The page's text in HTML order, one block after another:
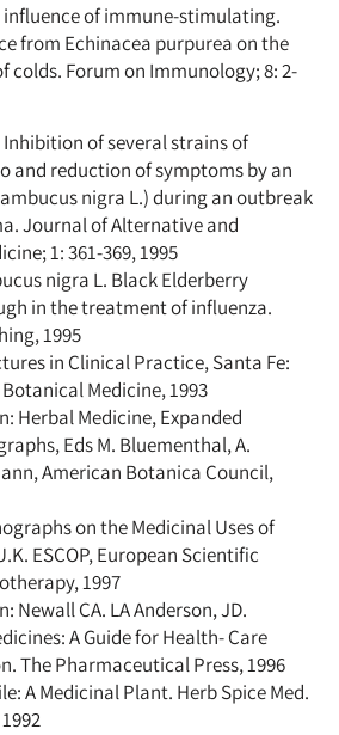
influence of immune-stimulating.
from Echinacea purpurea on the
colds. Forum on Immunology; 8: 2-
Inhibition of several strains of
and reduction of symptoms by an
nigra L.) during an outbreak
Journal of Alternative and
1: 361-369, 1995
nigra L. Black Elderberry
in the treatment of influenza.
1995
in Clinical Practice, Santa Fe:
Medicine, 1993
Herbal Medicine, Expanded
Eds M. Bluementhal, A.
American Botanica Council,
on the Medicinal Uses of
ESCOP, European Scientific
1997
CA. LA Anderson, JD.
A Guide for Health- Care
The Pharmaceutical Press, 1996
A Medicinal Plant. Herb Spice Med.